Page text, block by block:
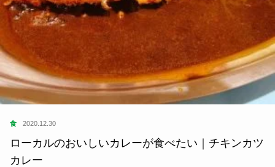
食 2020.12.30
ローカルのおいしいカレーが食べたい｜チキンカツ
カレー